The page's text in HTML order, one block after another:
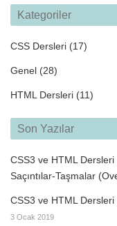
Kategoriler
CSS Dersleri (17)
Genel (28)
HTML Dersleri (11)
Son Yazılar
CSS3 ve HTML
Saçıntılar-Taşmalar
CSS3 ve HTML
3 Ocak 2019